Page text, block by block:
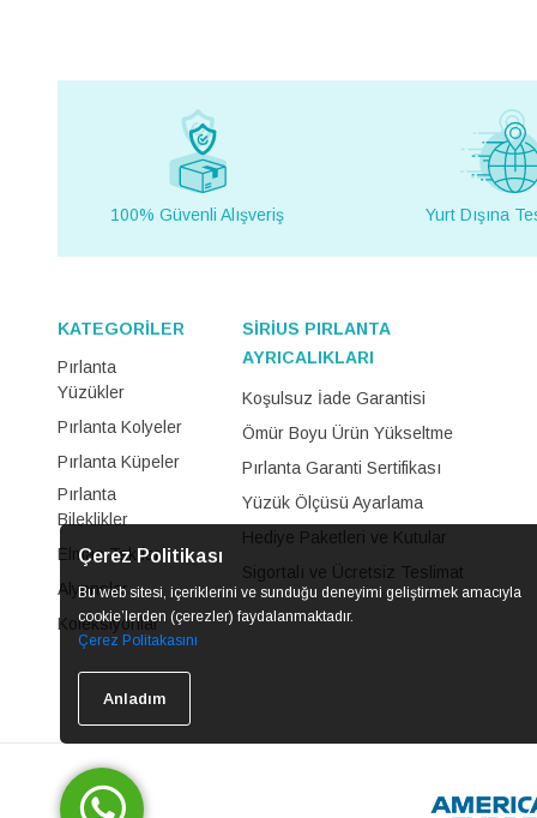
Çerez Politikası
Bu web sitesi, içeriklerini ve sunduğu deneyimi geliştirmek amacıyla
cookie’lerden (çerezler) faydalanmaktadır.
Çerez Politakasını
Anladım
100% Güvenli Alışveriş Yurt Dışına
KATEGORİLER
Pırlanta
Yüzükler
Pırlanta Kolyeler
Pırlanta Küpeler
Pırlanta
Bileklikler
Elmas Takılar
Alyanslar
Koleksiyonlar
SİRİUS PIRLANTA
AYRICALIKLARI
Koşulsuz İade Garantisi
Ömür Boyu Ürün Yükseltme
Pırlanta Garanti Sertifikası
Yüzük Ölçüsü Ayarlama
Hediye Paketleri ve Kutular
Sigortalı ve Ücretsiz Teslimat